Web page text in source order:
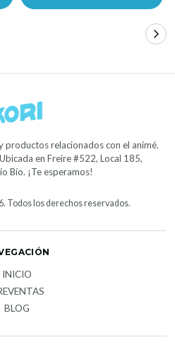
productos relacionados con el animé.
en Freire #522, Local 185,
Bío. ¡Te esperamos!
Todos los derechos reservados.
INICIO
BLOG